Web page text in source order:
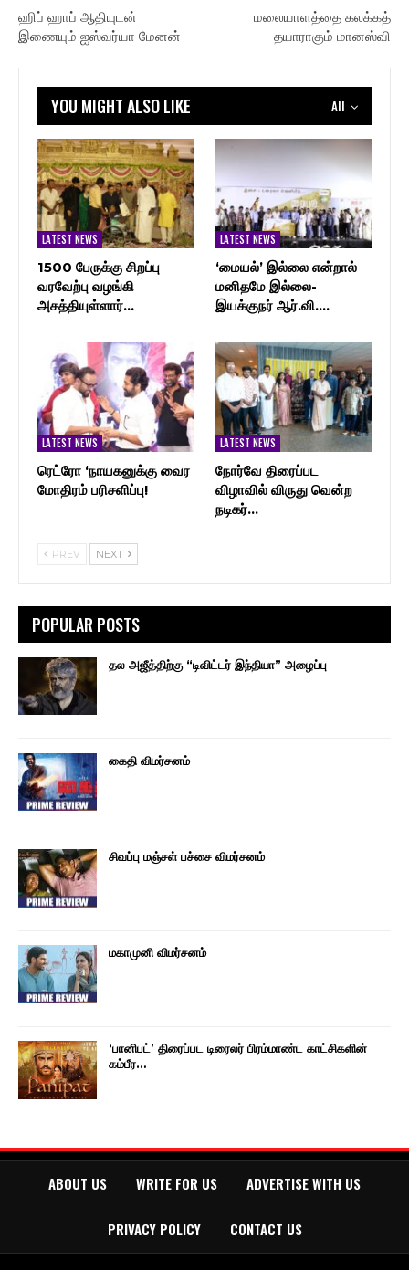
ஹிப் ஹாப் ஆதியுடன்
இணையும் ஐஸ்வர்யா மேனன்
மலையாளத்தை கலக்கத்
தயாராகும் மானஸ்வி
All
YOU MIGHT ALSO LIKE
LATEST NEWS
1500 பேருக்கு சிறப்பு
வரவேற்பு வழங்கி
அசத்தியுள்ளார்…
LATEST NEWS
‘மையல்’ இல்லை என்றால்
மனிதமே இல்லை-
இயக்குநர் ஆர்.வி.…
LATEST NEWS
ரெட்ரோ ‘நாயகனுக்கு வைர
மோதிரம் பரிசளிப்பு!
LATEST NEWS
நோர்வே திரைப்பட
விழாவில் விருது வென்ற
நடிகர்…
PREV NEXT
POPULAR POSTS
தல அஜீத்திற்கு “டிவிட்டர் இந்தியா” அழைப்பு
கைதி விமர்சனம்
சிவப்பு மஞ்சள் பச்சை விமர்சனம்
மகாமுனி விமர்சனம்
‘பானிபட்’ திரைப்பட டிரைலர் பிரம்மாண்ட காட்சிகளின்
கம்பீர…
ABOUT US WRITE FOR US ADVERTISE WITH US
PRIVACY POLICY CONTACT US